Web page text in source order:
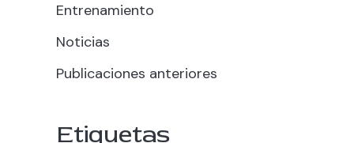
Entrenamiento
Noticias
Publicaciones anteriores
Etiquetas